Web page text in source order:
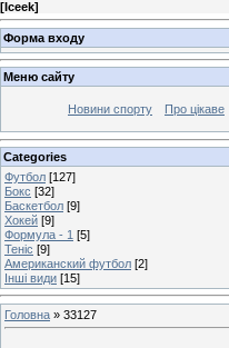
[Iceek]
Форма входу
Меню сайту
Новини спорту Про цікаве
Categories
Футбол [127]
Бокс [32]
Баскетбол [9]
Хокей [9]
Формула - 1 [5]
Теніс [9]
Американский футбол [2]
Інші види [15]
Головна » 33127